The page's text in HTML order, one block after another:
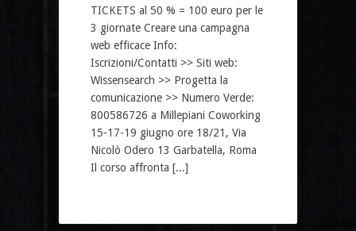
TICKETS al 50 % = 100 euro per le
3 giornate Creare una campagna
web efficace Info:
Iscrizioni/Contatti >> Siti web:
Wissensearch >> Progetta la
comunicazione >> Numero Verde:
800586726 a Millepiani Coworking
15-17-19 giugno ore 18/21, Via
Nicolò Odero 13 Garbatella, Roma
Il corso affronta [...]